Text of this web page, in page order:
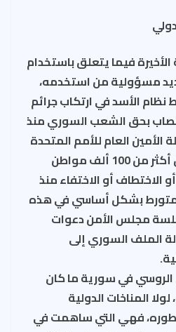
فيما يتعلق باستخدام
مسؤولية من استخدمه،
الأسد في ارتكاب جرائم
بحق الشعب السوري منذ
وكيلة الأمين العام للأمم المتحدة
للشؤون السياسية ” أن أكثر من 100 ألف مواطن
الاختطاف أو الاختفاء منذ
متورط بشكل أساسي في هذه
مجلس الأمن دعوات
الملف السوري إلى
في سورية ما كان
المناخات الدولية
فهي التي ساهمت في